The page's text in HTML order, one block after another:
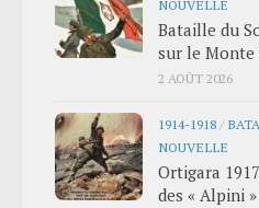
NOUVELLE
Bataille du
sur le Monte
2 AOÛT 2026
1914-1918 /
NOUVELLE
Ortigara
des « Alpini »